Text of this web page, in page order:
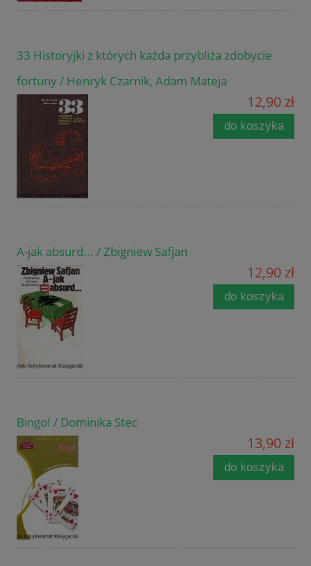
33 Historyjki z których każda przybliża zdobycie
fortuny / Henryk Czarnik, Adam Mateja
12,90 zł
do koszyka
A-jak absurd... / Zbigniew Safjan
12,90 zł
do koszyka
Bingo! / Dominika Stec
13,90 zł
do koszyka